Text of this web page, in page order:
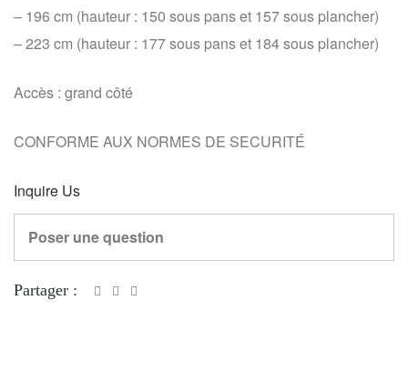
– 196 cm (hauteur : 150 sous pans et 157 sous plancher)
– 223 cm (hauteur : 177 sous pans et 184 sous plancher)
Accès : grand côté
CONFORME AUX NORMES DE SECURITÉ
Inquire Us
Poser une question
Partager :